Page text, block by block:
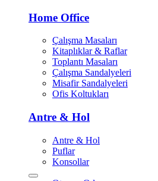
Home Office
Çalışma Masaları
Kitaplıklar & Raflar
Toplantı Masaları
Çalışma Sandalyeleri
Misafir Sandalyeleri
Ofis Koltukları
Antre & Hol
Antre & Hol
Puflar
Konsollar